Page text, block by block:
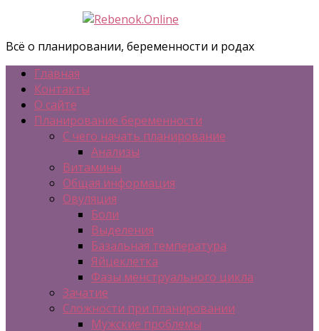
Всё о планировании, беременности и родах
Главная
Контакты
О сайте
Планирование беременности
С чего начать планирование
Анализы
Витамины
Общая информация
Овуляция
Боли
Выделения
Базальная температура
Яйцеклетка
Фазы менструального цикла
Зачатие
Сложности при планировании
Мужские проблемы